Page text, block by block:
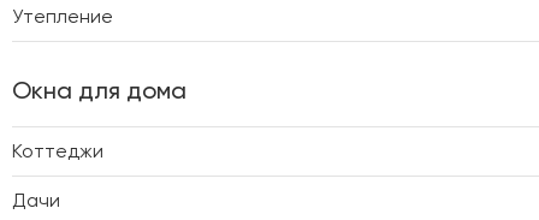
Утепление
Окна для дома
Коттеджи
Дачи